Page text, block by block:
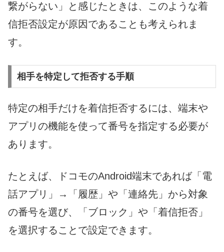
繋がらない」と感じたときは、このような着
信拒否設定が原因であることも考えられま
す。
相手を特定して拒否する手順
特定の相手だけを着信拒否するには、端末や
アプリの機能を使って番号を指定する必要が
あります。
たとえば、ドコモのAndroid端末であれば「電
話アプリ」→「履歴」や「連絡先」から対象
の番号を選び、「ブロック」や「着信拒否」
を選択することで設定できます。